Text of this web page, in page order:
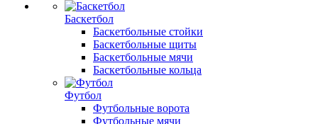
Баскетбол
Баскетбольные стойки
Баскетбольные щиты
Баскетбольные мячи
Баскетбольные кольца
Футбол
Футбольные ворота
Футбольные мячи